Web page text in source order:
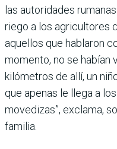
las autoridades
riego a los agricultores
aquellos que hablaron
momento, no se habían
kilómetros de allí, un
que apenas le llega a
movedizas”, exclama,
familia.